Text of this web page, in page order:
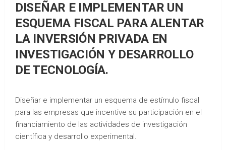
DISEÑAR E IMPLEMENTAR UN
ESQUEMA FISCAL PARA ALENTAR
LA INVERSIÓN PRIVADA EN
INVESTIGACIÓN Y DESARROLLO
DE TECNOLOGÍA.
Diseñar e implementar un esquema de estímulo fiscal
para las empresas que incentive su participación en el
financiamiento de las actividades de investigación
científica y desarrollo experimental.